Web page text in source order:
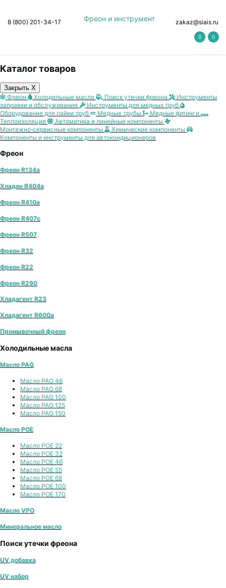
Фреон и инструмент
8 (800) 201-34-17 zakaz@siais.ru
0 0
Каталог товаров
Закрыть X
Фреон
Холодильные масла Поиск утечки фреона
Инструменты
заправки и обслуживания
Инструменты для медных труб
Оборудование для пайки труб
Медные трубы
Медные фитинги
Теплоизоляция
Автоматика и линейные компоненты
Монтажно‑сервисные компоненты
Химические компоненты
Компоненты и инструменты для автокондиционеров
Фреон
Фреон R134a
Хладон R404a
Фреон R410a
Фреон R407с
Фреон R507
Фреон R32
Фреон R22
Фреон R290
Хладагент R23
Хладагент R600a
Промывочный фреон
Холодильные масла
Масло PAG
Масло PAG 46
Масло PAG 68
Масло PAG 100
Масло PAG 125
Масло PAG 150
Масло POE
Масло POE 22
Масло POE 32
Масло POE 46
Масло POE 55
Масло POE 68
Масло POE 100
Масло POE 170
Масло VPO
Минеральное масло
Поиск утечки фреона
UV добавка
UV набор